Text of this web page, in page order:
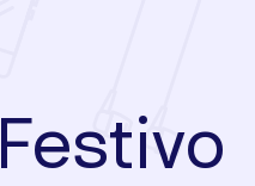
Festivo